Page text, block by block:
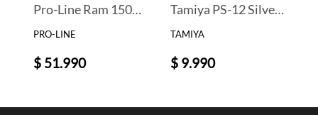
Pro-Line Ram 1500 Rock Crawler Body (Clear)
PRO-LINE
$ 51.990
Tamiya PS-12 Silver Lexan Spray Paint (3oz)
TAMIYA
$ 9.990